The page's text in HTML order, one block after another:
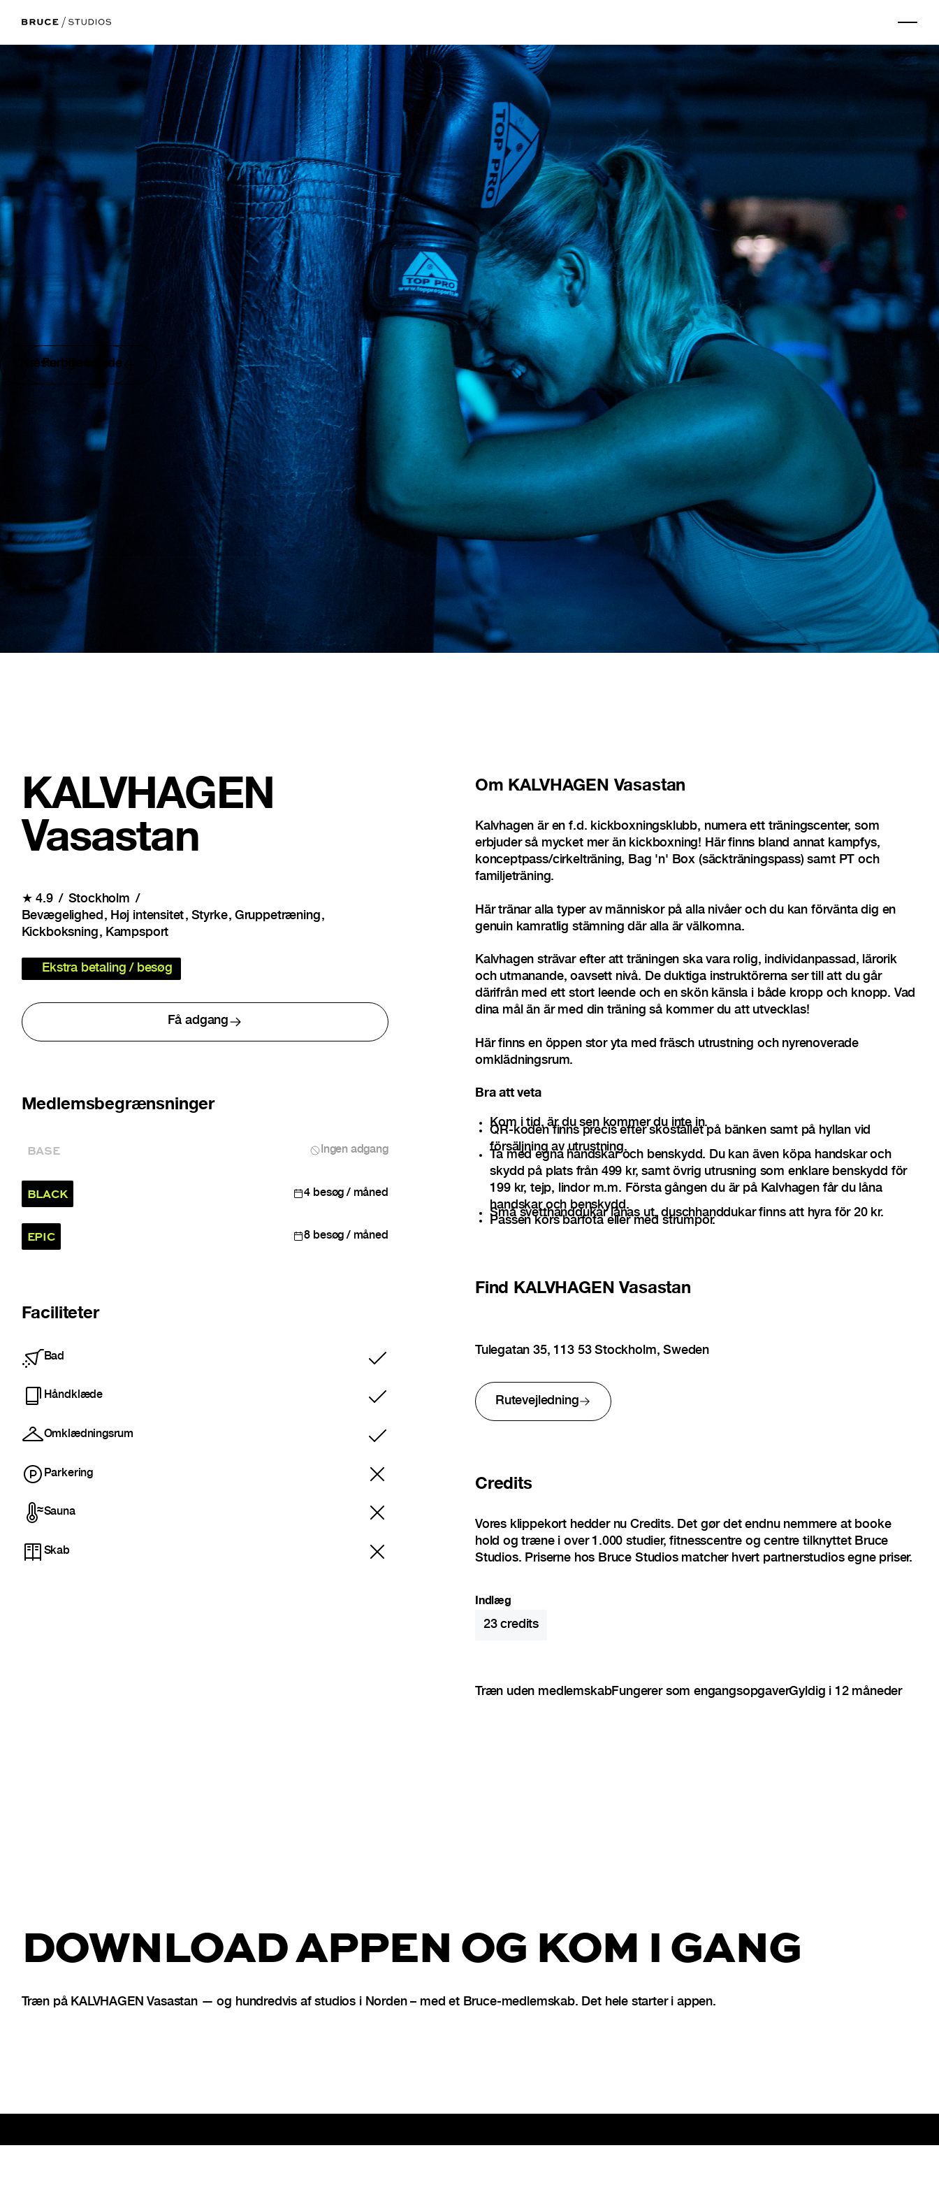
Forrige billede
Næste billede
KALVHAGEN
Vasastan
★4.9
Stockholm
Bevægelighed
Høj intensitet Styrke Gruppetræning
Kickboksning
Kampsport
Ekstra betaling / besøg
Få adgang
Medlemsbegrænsninger
BASE Ingen adgang
BLACK 4 besøg / måned
EPIC 8 besøg / måned
Faciliteter
Bad
Inkluderet
Håndklæde
Inkluderet
Omklædningsrum
Inkluderet
Parkering
Sauna
Skab
Om KALVHAGEN Vasastan
Kalvhagen är en f.d. kickboxningsklubb, numera ett träningscenter, som
erbjuder så mycket mer än kickboxning! Här finns bland annat kampfys,
konceptpass/cirkelträning, Bag 'n' Box (säckträningspass) samt PT och
familjeträning.
Här tränar alla typer av människor på alla nivåer och du kan förvänta dig en
genuin kamratlig stämning där alla är välkomna.
Kalvhagen strävar efter att träningen ska vara rolig, individanpassad, lärorik
och utmanande, oavsett nivå. De duktiga instruktörerna ser till att du går
därifrån med ett stort leende och en skön känsla i både kropp och knopp. Vad
dina mål än är med din träning så kommer du att utvecklas!
Här finns en öppen stor yta med fräsch utrustning och nyrenoverade
omklädningsrum.
Bra att veta
Kom i tid, är du sen kommer du inte in.
QR-koden finns precis efter skostället på bänken samt på hyllan vid
försäljning av utrustning.
Ta med egna handskar och benskydd. Du kan även köpa handskar och
skydd på plats från 499 kr, samt övrig utrusning som enklare benskydd för
199 kr, tejp, lindor m.m. Första gången du är på Kalvhagen får du låna
handskar och benskydd.
Små svetthanddukar lånas ut, duschhanddukar finns att hyra för 20 kr.
Passen körs barfota eller med strumpor.
Find KALVHAGEN Vasastan
Tulegatan 35, 113 53 Stockholm, Sweden
Rutevejledning
Credits
Vores klippekort hedder nu Credits. Det gør det endnu nemmere at booke
hold og træne i over 1.000 studier, fitnesscentre og centre tilknyttet Bruce
Studios. Priserne hos Bruce Studios matcher hvert partnerstudios egne priser.
Indlæg
23credits
Træn uden medlemskabFungerer som engangsopgaverGyldig i 12 måneder
DOWNLOAD APPEN OG KOM I GANG
Træn på KALVHAGEN Vasastan — og hundredvis af studios i Norden – med et Bruce-medlemskab. Det hele starter i appen.
Sidefod